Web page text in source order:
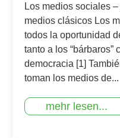
Los medios sociales
medios clásicos Los
todos la oportunidad
tanto a los “bárbaros”
democracia [1]
toman los medios de...
mehr lesen...